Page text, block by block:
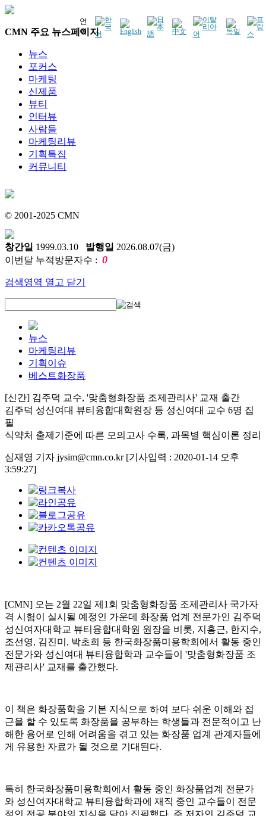
언
어
CMN 주요 뉴스페이지
뉴스
포커스
마케팅
신제품
뷰티
인터뷰
사람들
마케팅리뷰
기획특집
커뮤니티
© 2001-2025 CMN
창간일 1999.03.10 발행일 2026.08.07(금)
이번달 누적방문자수 : 0
검색영역 열고 닫기
뉴스
마케팅리뷰
기획이슈
베스트화장품
[신간] 김주덕 교수, '맞춤형화장품 조제관리사' 교재 출간
김주덕 성신여대 뷰티융합대학원장 등 성신여대 교수 6명 집
필
식약처 출제기준에 따른 모의고사 수록, 과목별 핵심이론 정리
심재영 기자 jysim@cmn.co.kr [기사입력 : 2020-01-14 오후
3:59:27]
[CMN] 오는 2월 22일 제1회 맞춤형화장품 조제관리사 국가자
격 시험이 실시될 예정인 가운데 화장품 업계 전문가인 김주덕
성신여자대학교 뷰티융합대학원 원장을 비롯, 지홍근, 한지수,
조선영, 김진미, 박초희 등 한국화장품미용학회에서 활동 중인
전문가와 성신여대 뷰티융합학과 교수들이 '맞춤형화장품 조
제관리사' 교재를 출간했다.
이 책은 화장품학을 기본 지식으로 하여 보다 쉬운 이해와 접
근을 할 수 있도록 화장품을 공부하는 학생들과 전문적이고 난
해한 용어로 인해 어려움을 겪고 있는 화장품 업계 관계자들에
게 유용한 자료가 될 것으로 기대된다.
특히 한국화장품미용학회에서 활동 중인 화장품업계 전문가
와 성신여자대학교 뷰티융합학과에 재직 중인 교수들이 전문
적인 전공 분야의 지식을 담아 집필했다. 주 저자인 김주덕 교